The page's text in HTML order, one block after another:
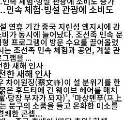
속 체험·빙설 관광에 소비도
연휴 기간 중국 지린성 옌지시에 관
가 동시에 늘어났다. 조선족 민속 문
프로그램이 방문 수요를 끌어올렸
램을 ...
한 새해 인사
차이원징(蔡文静)이 설 분위기를 한
은 후드티에 긴 웨이브 헤어를 매치
당장 부자가 되자)’, ‘마상톈푸(马上
문구의 소품을 들고 온화한 미소를
쾌한 콘셉...